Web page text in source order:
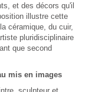
et des décors qu'il
illustre cette
céramique, du cuir,
pluridisciplinaire
que second
mis en images